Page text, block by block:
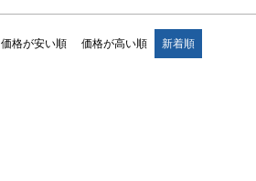
価格が安い順 価格が高い順 新着順